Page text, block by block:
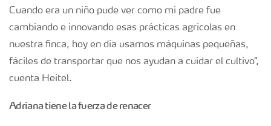
Cuando era un niño pude ver como mi padre fue
cambiando e innovando esas prácticas agrícolas en
nuestra finca, hoy en día usamos máquinas pequeñas,
fáciles de transportar que nos ayudan a cuidar el cultivo”,
cuenta Heitel.
Adriana tiene la fuerza de renacer